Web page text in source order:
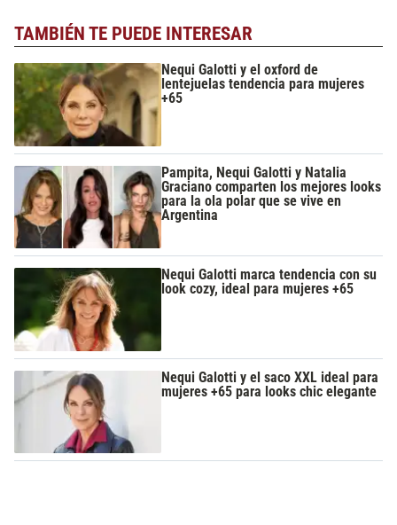
TAMBIÉN TE PUEDE INTERESAR
Nequi Galotti y el oxford de
lentejuelas tendencia para mujeres
+65
Pampita, Nequi Galotti y Natalia
Graciano comparten los mejores looks
para la ola polar que se vive en
Argentina
Nequi Galotti marca tendencia con su
look cozy, ideal para mujeres +65
Nequi Galotti y el saco XXL ideal para
mujeres +65 para looks chic elegante